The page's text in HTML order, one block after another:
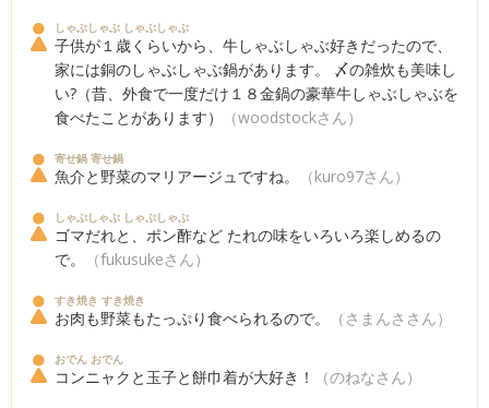
しゃぶしゃぶ しゃぶしゃぶ
子供が１歳くらいから、牛しゃぶしゃぶ好きだったので、
家には銅のしゃぶしゃぶ鍋があります。 〆の雑炊も美味し
い?（昔、外食で一度だけ１８金鍋の豪華牛しゃぶしゃぶを
食べたことがあります）
（woodstockさん）
寄せ鍋 寄せ鍋
魚介と野菜のマリアージュですね。 （kuro97さん）
しゃぶしゃぶ しゃぶしゃぶ
ゴマだれと、ポン酢など たれの味をいろいろ楽しめるの
で。
（fukusukeさん）
すき焼き すき焼き
お肉も野菜もたっぷり食べられるので。 （さまんささん）
おでん おでん
コンニャクと玉子と餅巾着が大好き！ （のねなさん）